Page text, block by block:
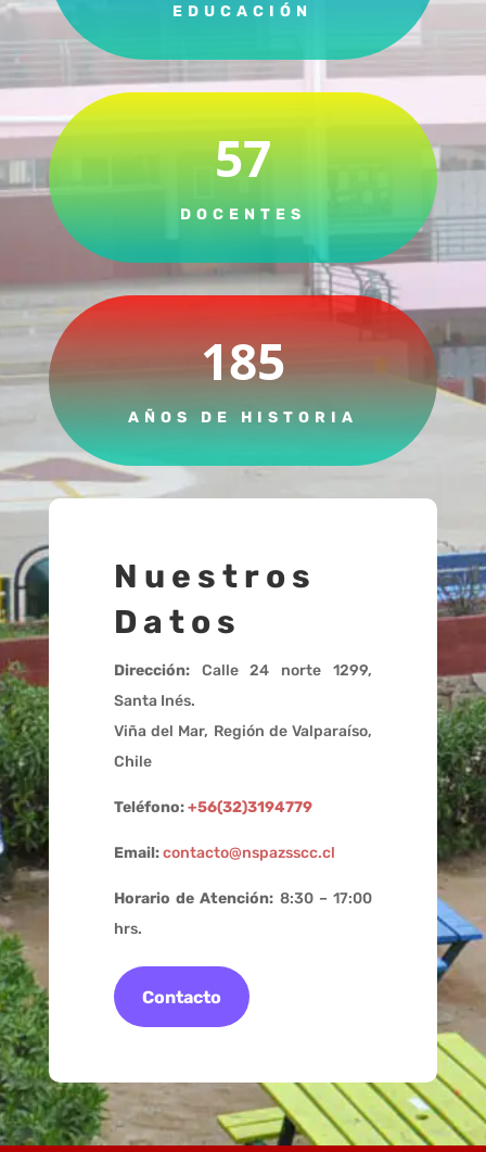
EDUCACIÓN
57
DOCENTES
185
AÑOS DE HISTORIA
Nuestros
Datos
Dirección:Calle 24 norte 1299,
Santa Inés.
Viña del Mar, Región de Valparaíso,
Chile
Teléfono:+56(32)3194779
Email:contacto@nspazsscc.cl
Horario de Atención: 8:30 – 17:00
hrs.
Contacto